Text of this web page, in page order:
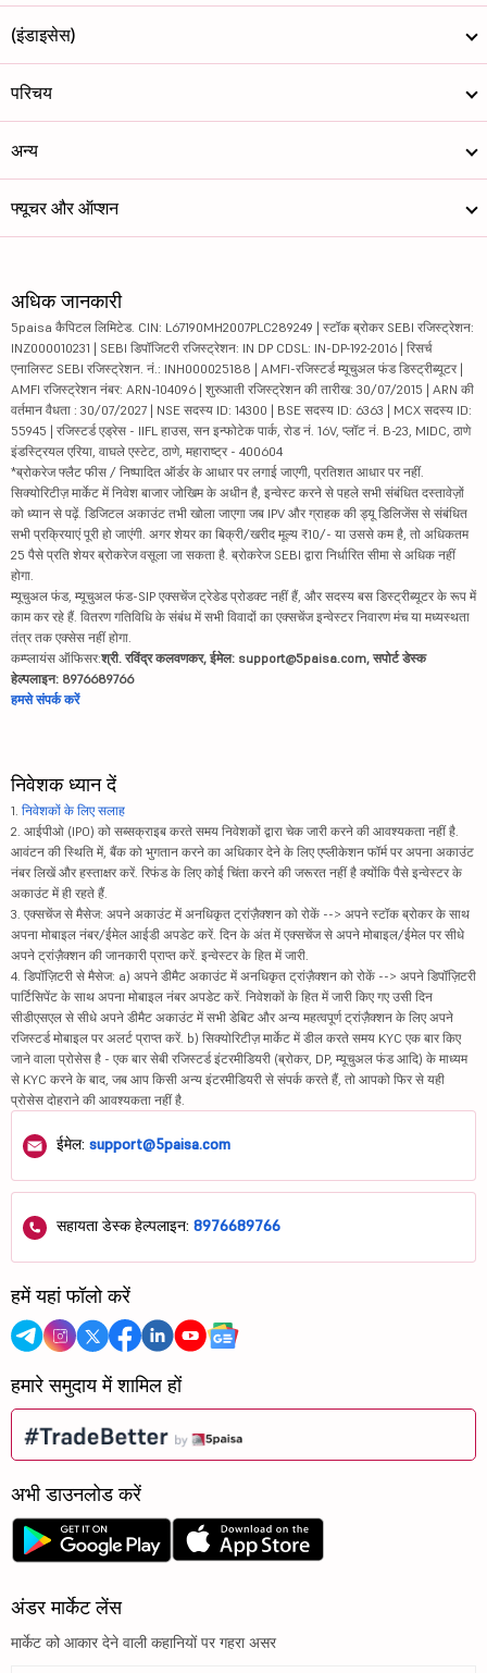
(इंडाइसेस)
परिचय
अन्य
फ्यूचर और ऑप्शन
अधिक जानकारी
5paisa कैपिटल लिमिटेड. CIN: L67190MH2007PLC289249 | स्टॉक ब्रोकर SEBI रजिस्ट्रेशन:
INZ000010231 | SEBI डिपॉजिटरी रजिस्ट्रेशन: IN DP CDSL: IN-DP-192-2016 | रिसर्च
एनालिस्ट SEBI रजिस्ट्रेशन. नं.: INH000025188 | AMFI-रजिस्टर्ड म्यूचुअल फंड डिस्ट्रीब्यूटर |
AMFI रजिस्ट्रेशन नंबर: ARN-104096 | शुरुआती रजिस्ट्रेशन की तारीख: 30/07/2015 | ARN की
वर्तमान वैधता : 30/07/2027 | NSE सदस्य ID: 14300 | BSE सदस्य ID: 6363 | MCX सदस्य ID:
55945 | रजिस्टर्ड एड्रेस - IIFL हाउस, सन इन्फोटेक पार्क, रोड नं. 16V, प्लॉट नं. B-23, MIDC, ठाणे
इंडस्ट्रियल एरिया, वाघले एस्टेट, ठाणे, महाराष्ट्र - 400604
*ब्रोकरेज फ्लैट फीस / निष्पादित ऑर्डर के आधार पर लगाई जाएगी, प्रतिशत आधार पर नहीं.
सिक्योरिटीज़ मार्केट में निवेश बाजार जोखिम के अधीन है, इन्वेस्ट करने से पहले सभी संबंधित दस्तावेज़ों
को ध्यान से पढ़ें. डिजिटल अकाउंट तभी खोला जाएगा जब IPV और ग्राहक की ड्यू डिलिजेंस से संबंधित
सभी प्रक्रियाएं पूरी हो जाएंगी. अगर शेयर का बिक्री/खरीद मूल्य ₹10/- या उससे कम है, तो अधिकतम
25 पैसे प्रति शेयर ब्रोकरेज वसूला जा सकता है. ब्रोकरेज SEBI द्वारा निर्धारित सीमा से अधिक नहीं
होगा.
म्यूचुअल फंड, म्यूचुअल फंड-SIP एक्सचेंज ट्रेडेड प्रोडक्ट नहीं हैं, और सदस्य बस डिस्ट्रीब्यूटर के रूप में
काम कर रहे हैं. वितरण गतिविधि के संबंध में सभी विवादों का एक्सचेंज इन्वेस्टर निवारण मंच या मध्यस्थता
तंत्र तक एक्सेस नहीं होगा.
कम्प्लायंस ऑफिसर:श्री. रविंद्र कलवणकर, ईमेल: support@5paisa.com, सपोर्ट डेस्क
हेल्पलाइन: 8976689766
हमसे संपर्क करें
निवेशक ध्यान दें
1. निवेशकों के लिए सलाह
2. आईपीओ (IPO) को सब्सक्राइब करते समय निवेशकों द्वारा चेक जारी करने की आवश्यकता नहीं है.
आवंटन की स्थिति में, बैंक को भुगतान करने का अधिकार देने के लिए एप्लीकेशन फॉर्म पर अपना अकाउंट
नंबर लिखें और हस्ताक्षर करें. रिफंड के लिए कोई चिंता करने की जरूरत नहीं है क्योंकि पैसे इन्वेस्टर के
अकाउंट में ही रहते हैं.
3. एक्सचेंज से मैसेज: अपने अकाउंट में अनधिकृत ट्रांज़ैक्शन को रोकें --> अपने स्टॉक ब्रोकर के साथ
अपना मोबाइल नंबर/ईमेल आईडी अपडेट करें. दिन के अंत में एक्सचेंज से अपने मोबाइल/ईमेल पर सीधे
अपने ट्रांज़ैक्शन की जानकारी प्राप्त करें. इन्वेस्टर के हित में जारी.
4. डिपॉज़िटरी से मैसेज: a) अपने डीमैट अकाउंट में अनधिकृत ट्रांज़ैक्शन को रोकें --> अपने डिपॉज़िटरी
पार्टिसिपेंट के साथ अपना मोबाइल नंबर अपडेट करें. निवेशकों के हित में जारी किए गए उसी दिन
सीडीएसएल से सीधे अपने डीमैट अकाउंट में सभी डेबिट और अन्य महत्वपूर्ण ट्रांज़ैक्शन के लिए अपने
रजिस्टर्ड मोबाइल पर अलर्ट प्राप्त करें. b) सिक्योरिटीज़ मार्केट में डील करते समय KYC एक बार किए
जाने वाला प्रोसेस है - एक बार सेबी रजिस्टर्ड इंटरमीडियरी (ब्रोकर, DP, म्यूचुअल फंड आदि) के माध्यम
से KYC करने के बाद, जब आप किसी अन्य इंटरमीडियरी से संपर्क करते हैं, तो आपको फिर से यही
प्रोसेस दोहराने की आवश्यकता नहीं है.
ईमेल: support@5paisa.com
सहायता डेस्क हेल्पलाइन: 8976689766
हमें यहां फॉलो करें
हमारे समुदाय में शामिल हों
अभी डाउनलोड करें
अंडर मार्केट लेंस
मार्केट को आकार देने वाली कहानियों पर गहरा असर